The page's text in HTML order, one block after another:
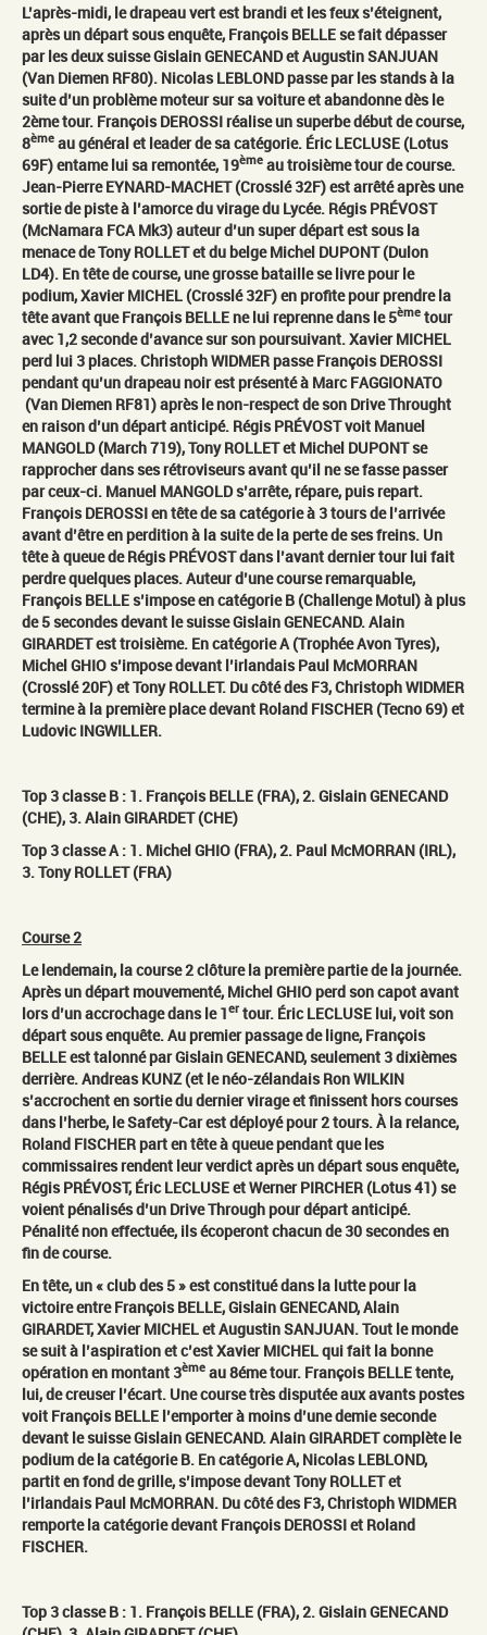
L’après-midi, le drapeau vert est brandi et les feux s’éteignent,
après un départ sous enquête, François BELLE se fait dépasser
par les deux suisse Gislain GENECAND et Augustin SANJUAN
(Van Diemen RF80). Nicolas LEBLOND passe par les stands à la
suite d’un problème moteur sur sa voiture et abandonne dès le
2ème tour. François DEROSSI réalise un superbe début de course,
8ème au général et leader de sa catégorie. Éric LECLUSE (Lotus
69F) entame lui sa remontée, 19ème au troisième tour de course.
Jean-Pierre EYNARD-MACHET (Crosslé 32F) est arrêté après une
sortie de piste à l’amorce du virage du Lycée. Régis PRÉVOST
(McNamara FCA Mk3) auteur d’un super départ est sous la
menace de Tony ROLLET et du belge Michel DUPONT (Dulon
LD4). En tête de course, une grosse bataille se livre pour le
podium, Xavier MICHEL (Crosslé 32F) en profite pour prendre la
tête avant que François BELLE ne lui reprenne dans le 5ème tour
avec 1,2 seconde d’avance sur son poursuivant. Xavier MICHEL
perd lui 3 places. Christoph WIDMER passe François DEROSSI
pendant qu’un drapeau noir est présenté à Marc FAGGIONATO
(Van Diemen RF81) après le non-respect de son Drive Throught
en raison d’un départ anticipé. Régis PRÉVOST voit Manuel
MANGOLD (March 719), Tony ROLLET et Michel DUPONT se
rapprocher dans ses rétroviseurs avant qu’il ne se fasse passer
par ceux-ci. Manuel MANGOLD s’arrête, répare, puis repart.
François DEROSSI en tête de sa catégorie à 3 tours de l’arrivée
avant d’être en perdition à la suite de la perte de ses freins. Un
tête à queue de Régis PRÉVOST dans l’avant dernier tour lui fait
perdre quelques places. Auteur d’une course remarquable,
François BELLE s’impose en catégorie B (Challenge Motul) à plus
de 5 secondes devant le suisse Gislain GENECAND. Alain
GIRARDET est troisième. En catégorie A (Trophée Avon Tyres),
Michel GHIO s’impose devant l’irlandais Paul McMORRAN
(Crosslé 20F) et Tony ROLLET. Du côté des F3, Christoph WIDMER
termine à la première place devant Roland FISCHER (Tecno 69) et
Ludovic INGWILLER.
Top 3 classe B : 1. François BELLE (FRA), 2. Gislain GENECAND
(CHE), 3. Alain GIRARDET (CHE)
Top 3 classe A : 1. Michel GHIO (FRA), 2. Paul McMORRAN (IRL),
3. Tony ROLLET (FRA)
Course 2
Le lendemain, la course 2 clôture la première partie de la journée.
Après un départ mouvementé, Michel GHIO perd son capot avant
lors d’un accrochage dans le 1er tour. Éric LECLUSE lui, voit son
départ sous enquête. Au premier passage de ligne, François
BELLE est talonné par Gislain GENECAND, seulement 3 dixièmes
derrière. Andreas KUNZ (et le néo-zélandais Ron WILKIN
s’accrochent en sortie du dernier virage et finissent hors courses
dans l’herbe, le Safety-Car est déployé pour 2 tours. À la relance,
Roland FISCHER part en tête à queue pendant que les
commissaires rendent leur verdict après un départ sous enquête,
Régis PRÉVOST, Éric LECLUSE et Werner PIRCHER (Lotus 41) se
voient pénalisés d’un Drive Through pour départ anticipé.
Pénalité non effectuée, ils écoperont chacun de 30 secondes en
fin de course.
En tête, un « club des 5 » est constitué dans la lutte pour la
victoire entre François BELLE, Gislain GENECAND, Alain
GIRARDET, Xavier MICHEL et Augustin SANJUAN. Tout le monde
se suit à l’aspiration et c’est Xavier MICHEL qui fait la bonne
opération en montant 3ème au 8éme tour. François BELLE tente,
lui, de creuser l’écart. Une course très disputée aux avants postes
voit François BELLE l’emporter à moins d’une demie seconde
devant le suisse Gislain GENECAND. Alain GIRARDET complète le
podium de la catégorie B. En catégorie A, Nicolas LEBLOND,
partit en fond de grille, s’impose devant Tony ROLLET et
l’irlandais Paul McMORRAN. Du côté des F3, Christoph WIDMER
remporte la catégorie devant François DEROSSI et Roland
FISCHER.
Top 3 classe B : 1. François BELLE (FRA), 2. Gislain GENECAND